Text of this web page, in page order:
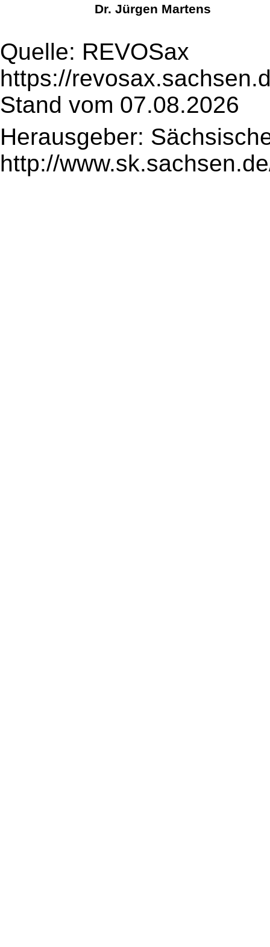
Dr. Jürgen Martens
Quelle: REVOSax
https://
Stand vom 07.08.2026
Herausgeber:
http://